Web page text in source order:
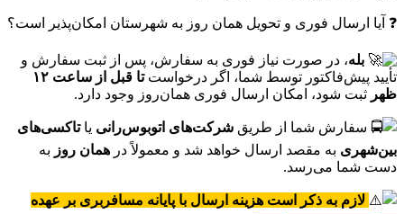
❓ آیا ارسال فوری و تحویل همان روز به شهرستان امکان‌پذیر است؟
بله، در صورت نیاز فوری به سفارش، پس از ثبت سفارش و
تأیید پیش‌فاکتور توسط شما، اگر درخواست
تا قبل از ساعت ۱۲
ظهر ثبت شود، امکان ارسال فوری همان‌روز وجود دارد.
سفارش شما از طریق شرکت‌های اتوبوس‌رانی یا تاکسی‌های
بین‌شهری به مقصد ارسال خواهد شد و معمولاً در همان روز به
دست شما می‌رسد.
لازم به ذکر است هزینه ارسال با پایانه مسافربری بر عهده